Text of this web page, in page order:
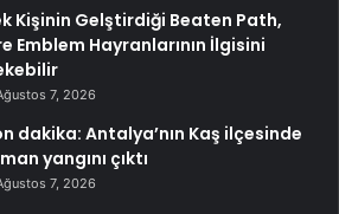
Kişinin Gelştirdiği Beaten Path,
Emblem Hayranlarının İlgisini
7, 2026
dakika: Antalya’nın Kaş ilçesinde
yangını çıktı
7, 2026